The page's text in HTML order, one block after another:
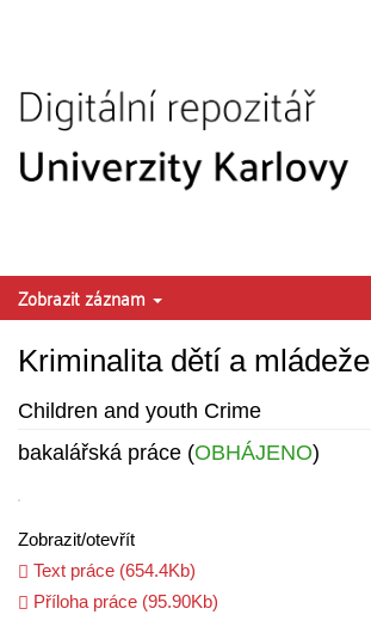
Zobrazit záznam
Kriminalita dětí a mládeže
Children and youth Crime
bakalářská práce (OBHÁJENO)
Zobrazit/otevřít
Text práce (654.4Kb)
Příloha práce (95.90Kb)